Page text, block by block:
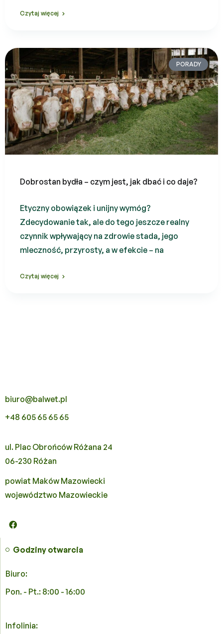
Czytaj więcej
PORADY
Dobrostan bydła – czym jest, jak dbać i co daje?
Etyczny obowiązek i unijny wymóg?
Zdecydowanie tak, ale do tego jeszcze realny
czynnik wpływający na zdrowie stada, jego
mleczność, przyrosty, a w efekcie – na
Czytaj więcej
biuro@balwet.pl
+48 605 65 65 65
ul. Plac Obrońców Różana 24
06-230 Różan
powiat Maków Mazowiecki
województwo Mazowieckie
Godziny otwarcia
Biuro:
Pon. - Pt.: 8:00 - 16:00
Infolinia: